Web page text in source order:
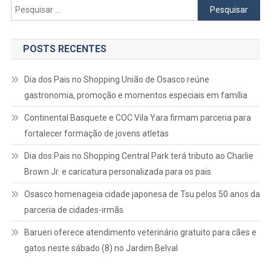
Pesquisar
por:
POSTS RECENTES
Dia dos Pais no Shopping União de Osasco reúne
gastronomia, promoção e momentos especiais em família
Continental Basquete e COC Vila Yara firmam parceria para
fortalecer formação de jovens atletas
Dia dos Pais no Shopping Central Park terá tributo ao Charlie
Brown Jr. e caricatura personalizada para os pais
Osasco homenageia cidade japonesa de Tsu pelos 50 anos da
parceria de cidades-irmãs
Barueri oferece atendimento veterinário gratuito para cães e
gatos neste sábado (8) no Jardim Belval